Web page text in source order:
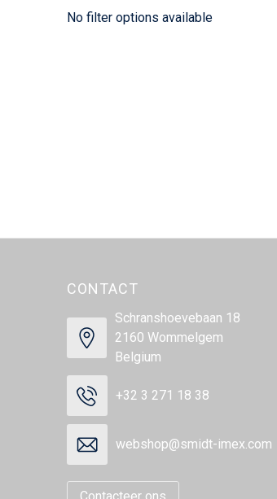
No filter options available
CONTACT
Schranshoevebaan 18
2160 Wommelgem
Belgium
+32 3 271 18 38
webshop@smidt-imex.com